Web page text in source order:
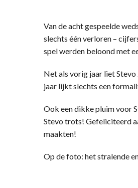
Van de acht gespeelde
slechts één verloren –
spel werden beloond met
Net als vorig jaar liet
jaar lijkt slechts een
Ook een dikke pluim voor
Stevo trots! Gefeliciteerd
maakten!
Op de foto: het stralende